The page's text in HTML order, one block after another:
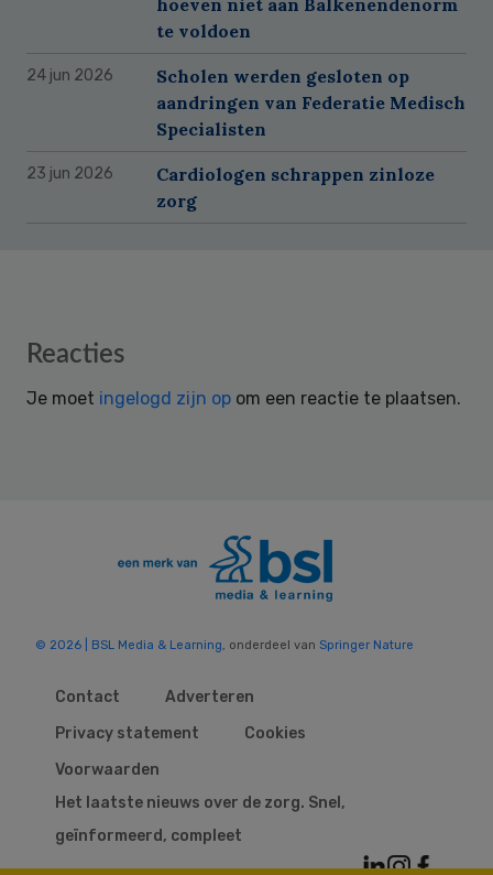
te voldoen
24 jun 2026
Scholen werden gesloten op
aandringen van Federatie Medisch
Specialisten
23 jun 2026
Cardiologen schrappen zinloze
zorg
Reader
Reacties
Je moet ingelogd zijn op om een reactie te plaatsen.
© 2026 | BSL Media & Learning , onderdeel van Springer Nature
Contact
Adverteren
Privacy statement
Cookies
Voorwaarden
Het laatste nieuws over de zorg. Snel,
geïnformeerd, compleet